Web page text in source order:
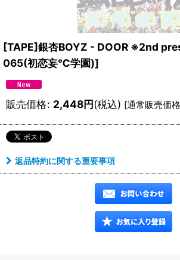
[TAPE]銀杏BOYZ - DOOR ※2nd
065(初恋妄℃学園)]
販売価格: 2,448円(税込) [通常販売価格
返品特約に関する重要事項